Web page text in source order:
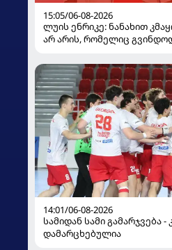
15:05/06-08-2026
ლუის ენრიკე: ნანახით
არ არის, რომელიც
14:01/06-08-2026
სამიდან სამი გამარჯვება -
დამარცხებულია